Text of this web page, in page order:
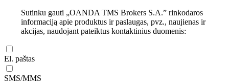
Sutinku gauti „OANDA TMS Brokers S.A.” rinkodaros
informaciją apie produktus ir paslaugas, pvz., naujienas ir
akcijas, naudojant pateiktus kontaktinius duomenis:
El. paštas
SMS/MMS